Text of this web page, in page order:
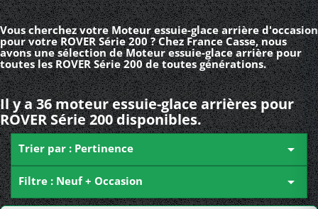
Vous cherchez votre Moteur essuie-glace arrière d'occasion
pour votre ROVER Série 200 ? Chez France Casse, nous
avons une sélection de Moteur essuie-glace arrière pour
toutes les ROVER Série 200 de toutes générations.
Il y a 36 moteur essuie-glace arrières pour
ROVER Série 200 disponibles.
Trier par : Pertinence 
Filtre : Neuf + Occasion 